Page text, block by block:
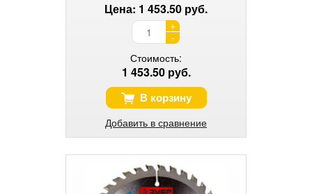
Цена: 1 453.50 руб.
+
-
Стоимость:
1 453.50 руб.
В корзину
Добавить в сравнение